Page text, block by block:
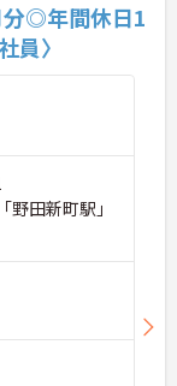
分◎年間休日1
員〉
田新町駅」